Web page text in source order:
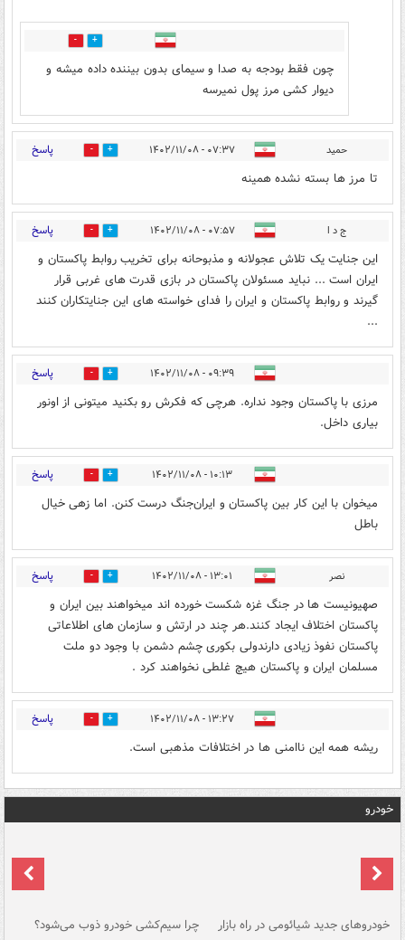
4
چون فقط بودجه به صدا و سیمای بدون بیننده داده میشه و
دیوار کشی مرز پول نمیرسه
حمید ۰۷:۳۷ - ۱۴۰۲/۱۱/۰۸ 11 پاسخ
تا مرز ها بسته نشده همینه
ج د ا ۰۷:۵۷ - ۱۴۰۲/۱۱/۰۸ 6 پاسخ
این جنایت یک تلاش عجولانه و مذبوحانه برای تخریب روابط پاکستان و
ایران است ... نباید مسئولان پاکستان در بازی قدرت های غربی قرار
گیرند و روابط پاکستان و ایران را فدای خواسته های این جنایتکاران کنند
...
۰۹:۳۹ - ۱۴۰۲/۱۱/۰۸ 5 پاسخ
مرزی با پاکستان وجود نداره. هرچی که فکرش رو بکنید میتونی از اونور
بیاری داخل.
۱۰:۱۳ - ۱۴۰۲/۱۱/۰۸ 2 پاسخ
میخوان با این کار بین پاکستان و ایران‌جنگ درست کنن. اما زهی خیال
باطل
نصر ۱۳:۰۱ - ۱۴۰۲/۱۱/۰۸ 2 پاسخ
صهیونیست ها در جنگ غزه شکست خورده اند میخواهند بین ایران و
پاکستان اختلاف ایجاد کنند.هر چند در ارتش و سازمان های اطلاعاتی
پاکستان نفوذ زیادی دارندولی بکوری چشم دشمن با وجود دو ملت
مسلمان ایران و پاکستان هیچ غلطی نخواهند کرد .
۱۳:۲۷ - ۱۴۰۲/۱۱/۰۸ 3 پاسخ
ریشه همه این ناامنی ها در اختلافات مذهبی است.
خودرو
خودروهای جدید شیائومی در راه بازار چرا سیم‌کشی خودرو ذوب می‌شود؟